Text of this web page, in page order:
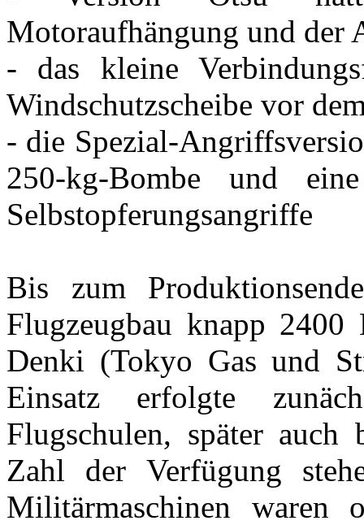
Motoraufhängung und der
- das kleine
Windschutzscheibe vor
- die Spezial-
250-kg-Bombe und
Selbstopferungsangriffe
Bis zum
Flugzeugbau knapp
Denki (Tokyo Gas und
Einsatz erfolgte
Flugschulen, später
Zahl der Verfügung
Militärmaschinen waren